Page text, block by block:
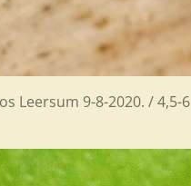
Leersum 9-8-2020. / 4,5-6